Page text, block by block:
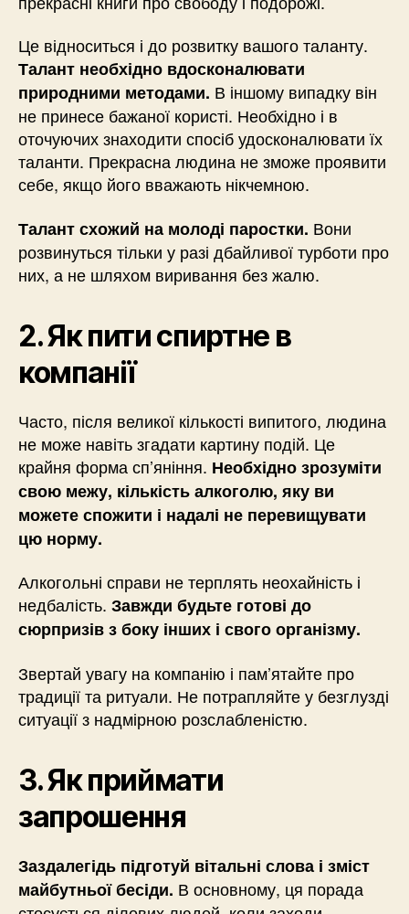
Це відноситься і до розвитку вашого таланту.
Талант необхідно вдосконалювати
природними методами. В іншому випадку він
не принесе бажаної користі. Необхідно і в
оточуючих знаходити спосіб удосконалювати їх
таланти. Прекрасна людина не зможе проявити
себе, якщо його вважають нікчемною.
Талант схожий на молоді паростки. Вони
розвинуться тільки у разі дбайливої турботи про
них, а не шляхом виривання без жалю.
2. Як пити спиртне в
компанії
Часто, після великої кількості випитого, людина
не може навіть згадати картину подій. Це
крайня форма сп’яніння. Необхідно зрозуміти
свою межу, кількість алкоголю, яку ви
можете спожити і надалі не перевищувати
цю норму.
Алкогольні справи не терплять неохайність і
недбалість. Завжди будьте готові до
сюрпризів з боку інших і свого організму.
Звертай увагу на компанію і пам’ятайте про
традиції та ритуали. Не потрапляйте у безглузді
ситуації з надмірною розслабленістю.
3. Як приймати
запрошення
Заздалегідь підготуй вітальні слова і зміст
майбутньої бесіди. В основному, ця порада